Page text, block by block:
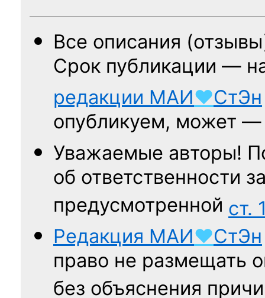
Все описания
Срок публикации —
редакции МАИ♥СтЭн
опубликуем, может
Уважаемые авторы!
об ответственности
предусмотренной ст.
Редакция МАИ♥СтЭн
право не размещать
без объяснения